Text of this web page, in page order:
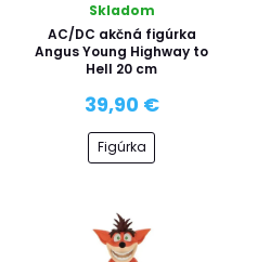
Skladom
AC/DC akčná figúrka
Angus Young Highway to
Hell 20 cm
39,90 €
Figúrka